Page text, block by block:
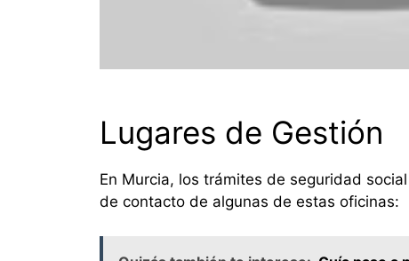
Lugares de Gestión
En Murcia, los trámites de seguridad
de contacto de algunas de estas oficinas: